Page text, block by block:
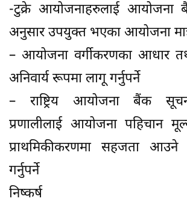
-टुक्रे आयोजनाहरुलाई आयोजना
अनुसार उपयुक्त भएका आयोजना
– आयोजना वर्गीकरणका आधार
अनिवार्य रूपमा लागू गर्नुपर्ने
– राष्ट्रिय आयोजना बैंक
प्रणालीलाई आयोजना पहिचान
प्राथमिकीकरणमा सहजता आउने
गर्नुपर्ने
निष्कर्ष